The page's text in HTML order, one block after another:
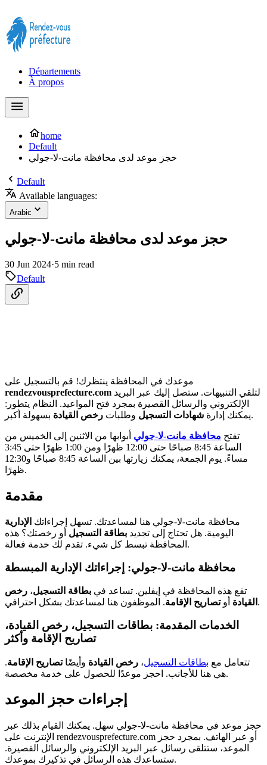
Départements
À propos
home
Default
حجز موعد لدى محافظة مانت-لا-جولي
Default
Available languages:
Arabic
حجز موعد لدى محافظة مانت-لا-جولي
30 Jun 2024·5 min read
Default
موعدك في المحافظة ينتظرك! قم بالتسجيل على
rendezvousprefecture.com
الإلكتروني والرسائل القصيرة بمجرد فتح المواعيد. النظام يتطور:
يمكنك إدارة شهادات التسجيل وطلبات رخص القيادة بسهولة أكبر.
تفتح محافظة مانت-لا-جولي أبوابها من الاثنين إلى الخميس من
الساعة 8:45 صباحًا حتى 12:00 ظهرًا ومن 1:00 ظهرًا حتى 3:45
مساءً. يوم الجمعة، يمكنك زيارتها بين الساعة 8:45 صباحًا و12:30
ظهرًا.
مقدمة
محافظة مانت-لا-جولي هنا لمساعدتك. تسهل إجراءاتك الإدارية
اليومية. هل تحتاج إلى تجديد بطاقة التسجيل أو رخصتك؟ هذه
المحافظة تبسط كل شيء. تقدم لك خدمة فعالة.
محافظة مانت-لا-جولي: إجراءاتك الإدارية المبسطة
تقع هذه المحافظة في إيفلين. تساعد في بطاقة التسجيل، رخص
القيادة أوتصاريح الإقامة . الموظفون هنا لمساعدتك بشكل احترافي.
الخدمات المقدمة: بطاقات التسجيل، رخص القيادة،
تصاريح الإقامة وأكثر
تتعامل مع بطاقات التسجيل، رخص القيادة وأيضًاتصاريح الإقامة.
هي هنا للأجانب. احجز موعدًا للحصول على خدمة مخصصة.
إجراءات حجز الموعد
حجز موعد في محافظة مانت-لا-جولي سهل. يمكنك القيام بذلك عبر
الإنترنت على rendezvousprefecture.com أو عبر الهاتف. بمجرد حجز
الموعد، ستتلقى رسائل عبر البريد الإلكتروني والرسائل القصيرة.
ستساعدك هذه الرسائل في تذكيرك بموعدك.